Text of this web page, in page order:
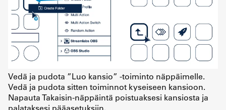
Vedä ja pudota ”Luo kansio” -toiminto näppäimelle.
Vedä ja pudota sitten toiminnot kyseiseen kansioon.
Napauta Takaisin-näppäintä poistuaksesi kansiosta ja
palataksesi pääasetuksiin.